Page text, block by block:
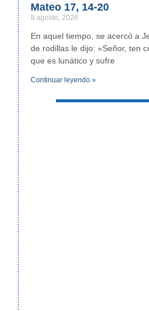
Mateo 17, 14-20
8 agosto, 2026
En aquel tiempo, se acercó a
de rodillas le dijo: «Señor, ten
que es lunático y sufre
Continuar leyendo »